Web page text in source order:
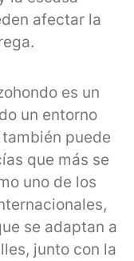
afectar la
es un
un entorno
puede
que más se
uno de los
se adaptan a
junto con la